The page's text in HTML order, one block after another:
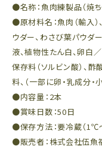
●名称：魚肉練製品（焼ち
●原材料名：魚肉（輸入）
ウダー、わさび葉パウダ
液、植物性たん白、卵白／
保存料（ソルビン酸）、酢
料、（一部に卵・乳成分・
●内容量：2本
●賞味日数：50日
●保存方法：要冷蔵（1℃
●販売者：株式会社伍